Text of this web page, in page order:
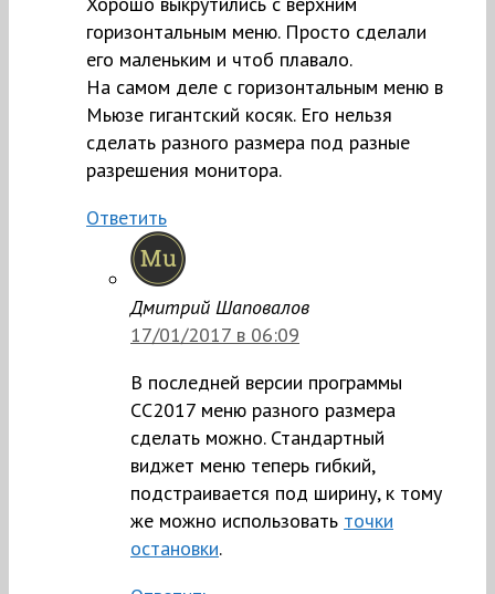
горизонтальным меню. Просто сделали
его маленьким и чтоб плавало.
На самом деле с горизонтальным меню в
Мьюзе гигантский косяк. Его нельзя
сделать разного размера под разные
разрешения монитора.
Ответить
Дмитрий Шаповалов
17/01/2017 в 06:09
В последней версии программы
СС2017 меню разного размера
сделать можно. Стандартный
виджет меню теперь гибкий,
подстраивается под ширину, к тому
же можно использовать точки
остановки.